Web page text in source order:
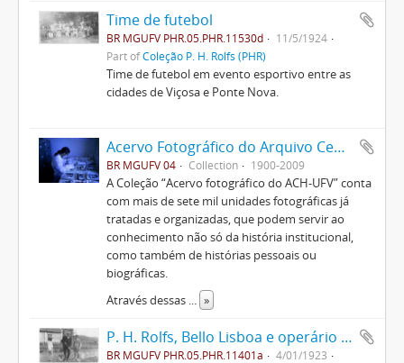
Time de futebol
BR MGUFV PHR.05.PHR.11530d
11/5/1924
Part ofColeção P. H. Rolfs (PHR)
Time de futebol em evento esportivo entre as
cidades de Viçosa e Ponte Nova.
Acervo Fotográfico do Arquivo Central Histórico da UFV
BR MGUFV 04 Collection 1900-2009
A Coleção “Acervo fotográfico do ACH-UFV” conta
com mais de sete mil unidades fotográficas já
tratadas e organizadas, que podem servir ao
conhecimento não só da história institucional,
como também de histórias pessoais ou
biográficas.
Através dessas
»
P. H. Rolfs, Bello Lisboa e operário da ESAV
BR MGUFV PHR.05.PHR.11401a
4/01/1923